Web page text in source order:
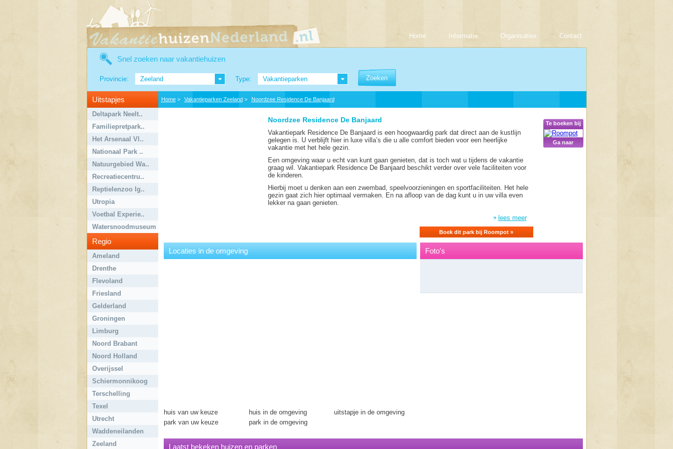
Contact
Organisaties
Informatie
Home
Snel zoeken naar vakantiehuizen
Provincie: Zeeland Type: Vakantieparken
Uitstapjes
Deltapark Neelt..
Familiepretpark..
Het Arsenaal Vl..
Nationaal Park ..
Natuurgebied Wa..
Recreatiecentru..
Reptielenzoo Ig..
Utropia
Voetbal Experie..
Watersnoodmuseum
Regio
Ameland
Drenthe
Flevoland
Friesland
Gelderland
Groningen
Limburg
Noord Brabant
Noord Holland
Overijssel
Schiermonnikoog
Terschelling
Texel
Utrecht
Waddeneilanden
Zeeland
Home> Vakantieparken Zeeland> Noordzee Residence De Banjaard
Te boeken bij
Ga naar
Noordzee Residence De Banjaard
Vakantiepark Residence De Banjaard is een hoogwaardig park dat direct aan de kustlijn
gelegen is. U verblijft hier in luxe villa’s die u alle comfort bieden voor een heerlijke
vakantie met het hele gezin.
Een omgeving waar u echt van kunt gaan genieten, dat is toch wat u tijdens de vakantie
graag wil. Vakantiepark Residence De Banjaard beschikt verder over vele faciliteiten voor
de kinderen.
Hierbij moet u denken aan een zwembad, speelvoorzieningen en sportfaciliteiten. Het hele
gezin gaat zich hier optimaal vermaken. En na afloop van de dag kunt u in uw villa even
lekker na gaan genieten.
lees meer
Boek dit park bij Roompot »
Foto's
Locaties in de omgeving
huis van uw keuze huis in de omgeving
uitstapje in de omgeving
park van uw keuze
park in de omgeving
Laatst bekeken huizen en parken